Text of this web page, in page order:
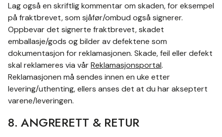
Lag også en skriftlig kommentar om skaden, for eksempel
på fraktbrevet, som sjåfør/ombud også signerer.
Oppbevar det signerte fraktbrevet, skadet
emballasje/gods og bilder av defektene som
dokumentasjon for reklamasjonen. Skade, feil eller defekt
skal reklameres via vårReklamasjonsportal.
Reklamasjonen må sendes innen en uke etter
levering/uthenting, ellers anses det at du har akseptert
varene/leveringen.
8. ANGRERETT & RETUR